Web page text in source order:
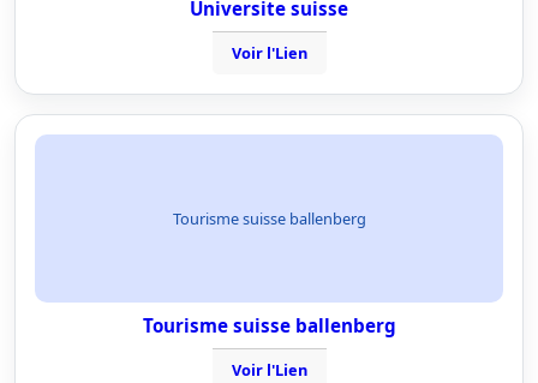
Universite suisse
Voir l'Lien
Tourisme suisse ballenberg
Tourisme suisse ballenberg
Voir l'Lien